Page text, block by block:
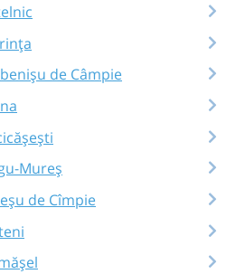
de Câmpie
Mureș
de Cîmpie